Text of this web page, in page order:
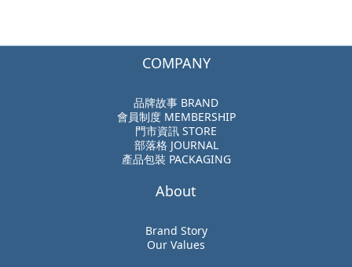
COMPANY
品牌故事 BRAND
會員制度 MEMBERSHIP
門市資訊 STORE
部落格 JOURNAL
產品包裝 PACKAGING
About
Brand Story
Our Values